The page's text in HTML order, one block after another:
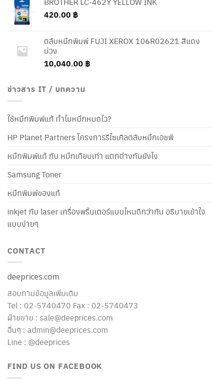
420.00 ฿
ตลับหมึกพิมพ์ FUJI XEROX 106R02621 สีแดง
ม่วง
10,040.00 ฿
ข่าวสาร IT / บทความ
ใช้หมึกพิมพ์แท้ ทำไมหมึกหมดไว?
HP Planet Partners โครงการรีไซเคิลตลับหมึกเอชพี
หมึกพิมพ์แท้ กับ หมึกเทียบเท่า แตกต่างกันยังไง
Samsung Toner
หมึกพิมพ์ของแท้
inkjet กับ laser เครื่องพริ้นเตอร์แบบไหนดีกว่ากัน อธิบายเข้าใจ
แบบง่ายๆ
CONTACT
deeprices.com
สอบถามข้อมูลเพิ่มเติม
Tel : 02-5740470 Fax : 02-5740473
ฝ่ายขาย : sale@deeprices.com
อื่นๆ : admin@deeprices.com
Line : @deeprices
FIND US ON FACEBOOK